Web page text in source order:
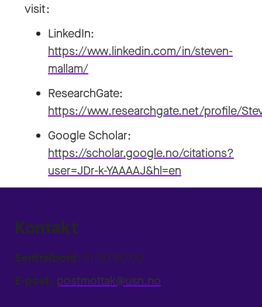
visit:
LinkedIn:
https://www.linkedin.com/in/steven-
mallam/
ResearchGate:
https://www.researchgate.net/profile/
Google Scholar:
https://scholar.google.no/citations?
user=JDr-k-YAAAAJ&hl=en
Kontakt
Sentralbord: 31 00 80 00
E-post: postmottak@usn.no